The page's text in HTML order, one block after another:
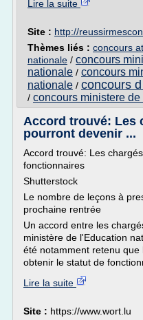
Lire la suite
Site : http://
Thèmes liés : concours
nationale / concours
nationale / concours
nationale / concours
/ concours ministere
Accord trouvé: Les
pourront devenir ...
Accord trouvé: Les
fonctionnaires
Shutterstock
Le nombre de leçons à
prochaine rentrée
Un accord entre les
ministère de l'Education
été notamment retenu
obtenir le statut de
Lire la suite
Site : https://www.wort.lu